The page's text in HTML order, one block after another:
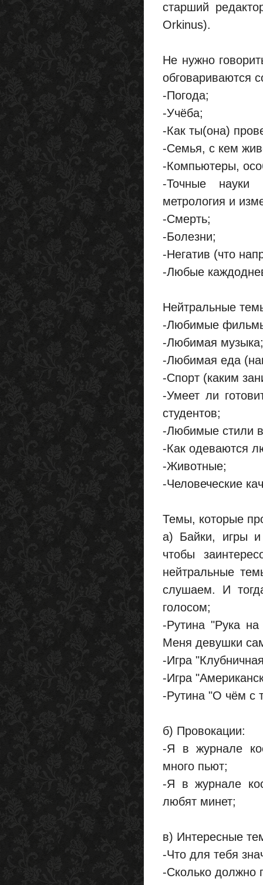
старший
Orkinus).
Не нужно
обговариваются
-Погода;
-Учёба;
-Как ты(она)
-Семья, с кем
-Компьютеры,
-Точные науки
метрология и
-Смерть;
-Болезни;
-Негатив (что
-Любые
Нейтральные
-Любимые
-Любимая музыка;
-Любимая еда
-Спорт (каким
-Умеет ли
студентов;
-Любимые стили
-Как одеваются
-Животные;
-Человеческие
Темы, которые
а) Байки, игры и
чтобы
нейтральные
слушаем. И
голосом;
-Рутина "Рука
Меня девушки
-Игра
-Игра
-Рутина "О чём с
б) Провокации:
-Я в журнале
много пьют;
-Я в журнале
любят минет;
в) Интересные
-Что для тебя
-Сколько должно